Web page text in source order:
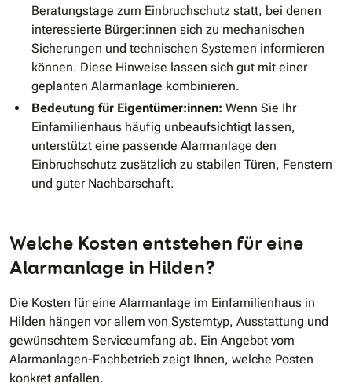
Beratungstage zum Einbruchschutz statt, bei denen
interessierte Bürger:innen sich zu mechanischen
Sicherungen und technischen Systemen informieren
können. Diese Hinweise lassen sich gut mit einer
geplanten Alarmanlage kombinieren.
Bedeutung für Eigentümer:innen: Wenn Sie Ihr
Einfamilienhaus häufig unbeaufsichtigt lassen,
unterstützt eine passende Alarmanlage den
Einbruchschutz zusätzlich zu stabilen Türen, Fenstern
und guter Nachbarschaft.
Welche Kosten entstehen für eine
Alarmanlage in Hilden?
Die Kosten für eine Alarmanlage im Einfamilienhaus in
Hilden hängen vor allem von Systemtyp, Ausstattung und
gewünschtem Serviceumfang ab. Ein Angebot vom
Alarmanlagen-Fachbetrieb zeigt Ihnen, welche Posten
konkret anfallen.